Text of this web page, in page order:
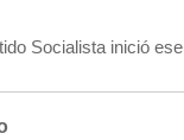
Socialista inició